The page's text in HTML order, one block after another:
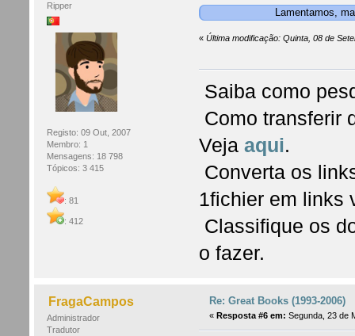
Ripper
Registo: 09 Out, 2007
Membro: 1
Mensagens: 18 798
Tópicos: 3 415
: 81
: 412
Lamentamos,
«Última modificação: Quinta, 08 de
Saiba como
Como transferir
Vejaaqui.
Converta os
1fichier em links
Classifique os
o fazer.
FragaCampos
Administrador
Tradutor
Re: Great Books (1993-2006)
« Resposta #6 em: Segunda, 23 de